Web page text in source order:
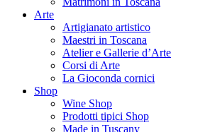
Arte
Artigianato artistico
Maestri in Toscana
Atelier e Gallerie d’Arte
Corsi di Arte
La Gioconda cornici
Shop
Wine Shop
Prodotti tipici Shop
Made in Tuscany